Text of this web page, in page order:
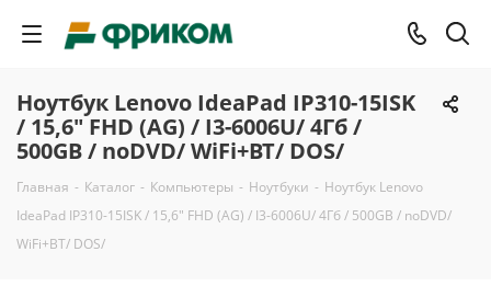
Ноутбук Lenovo IdeaPad IP310-15ISK
/ 15,6" FHD (AG) / I3-6006U/ 4Гб /
500GB / noDVD/ WiFi+BT/ DOS/
Главная - Каталог - Компьютеры - Ноутбуки - Ноутбук Lenovo
IdeaPad IP310-15ISK / 15,6" FHD (AG) / I3-6006U/ 4Гб / 500GB / noDVD/
WiFi+BT/ DOS/